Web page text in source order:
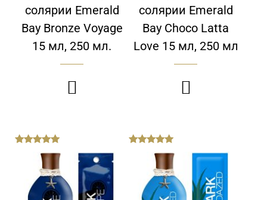
солярии Emerald
Bay Bronze Voyage
15 мл, 250 мл.

солярии Emerald
Bay Choco Latta
Love 15 мл, 250 мл
